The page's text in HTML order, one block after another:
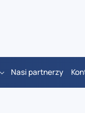
Nasi partnerzy